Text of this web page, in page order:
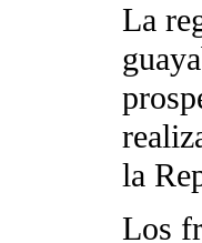
La
la
Los